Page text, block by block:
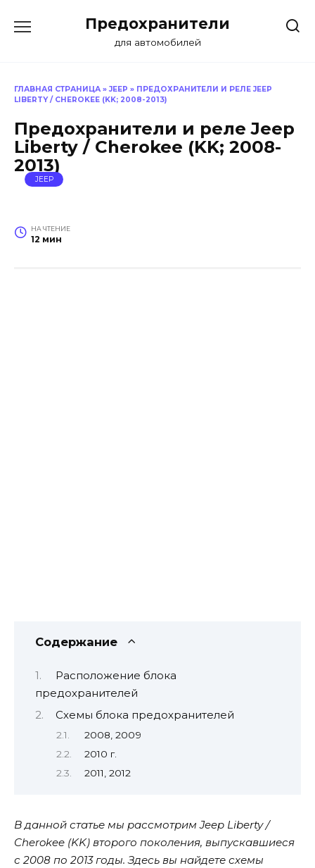
Предохранители
для автомобилей
ГЛАВНАЯ СТРАНИЦА » JEEP » ПРЕДОХРАНИТЕЛИ И РЕЛЕ JEEP
LIBERTY / CHEROKEE (KK; 2008-2013)
Предохранители и реле Jeep
Liberty / Cherokee (KK; 2008-
2013)
JEEP
НА ЧТЕНИЕ
12 мин
Содержание
Расположение блока
предохранителей
Схемы блока предохранителей
2008, 2009
2010 г.
2011, 2012
В данной статье мы рассмотрим Jeep Liberty /
Cherokee (KK) второго поколения, выпускавшиеся
с 2008 по 2013 годы. Здесь вы найдете схемы